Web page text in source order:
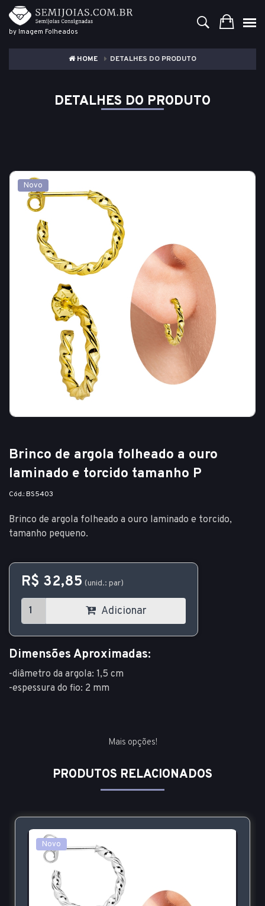
by Imagem Folheados
HOME DETALHES DO PRODUTO
DETALHES DO PRODUTO
Novo
Brinco de argola folheado a ouro
laminado e torcido tamanho P
Cód.: BS5403
Brinco de argola folheado a ouro laminado e torcido,
tamanho pequeno.
R$ 32,85 (unid.: par)
Adicionar
Dimensões Aproximadas:
-diâmetro da argola: 1,5 cm
-espessura do fio: 2 mm
Mais opções!
PRODUTOS RELACIONADOS
Novo